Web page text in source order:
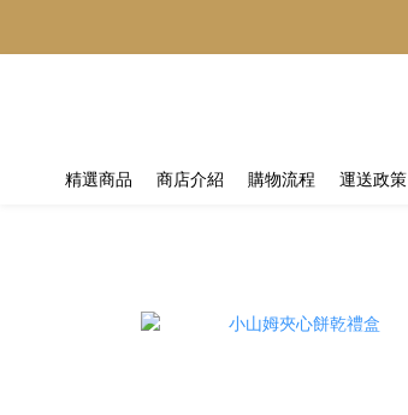
精選商品 商店介紹 購物流程 運送政策